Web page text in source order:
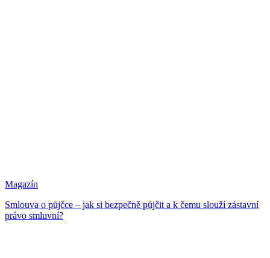
Magazín
Smlouva o půjčce – jak si bezpečně půjčit a k čemu slouží zástavní
právo smluvní?